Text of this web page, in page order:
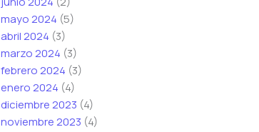
mayo 2024 (5)
abril 2024 (3)
marzo 2024 (3)
febrero 2024 (3)
enero 2024 (4)
diciembre 2023 (4)
noviembre 2023 (4)